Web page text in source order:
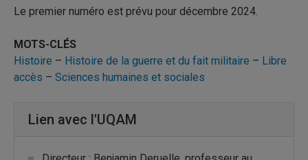
Le premier numéro est prévu pour décembre 2024.
MOTS-CLÉS
Histoire – Histoire de la guerre et du fait militaire – Libre
accès – Sciences humaines et sociales
Lien avec l'UQAM